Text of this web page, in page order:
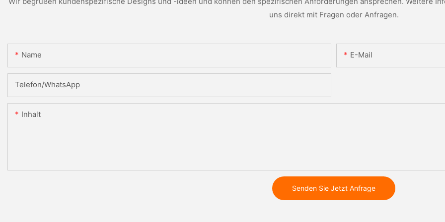
uns direkt mit Fragen oder Anfragen.
Name E-Mail
Telefon/WhatsApp
Inhalt
Senden Sie Jetzt Anfrage